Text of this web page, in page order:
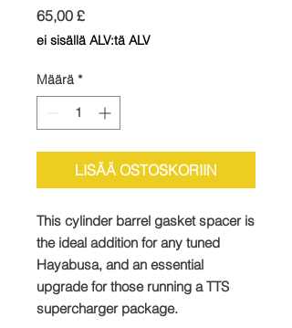
65,00 £Hinta
ei sisällä ALV:tä ALV
Määrä *
LISÄÄ OSTOSKORIIN
This cylinder barrel gasket spacer is
the ideal addition for any tuned
Hayabusa, and an essential
upgrade for those running a TTS
supercharger package.